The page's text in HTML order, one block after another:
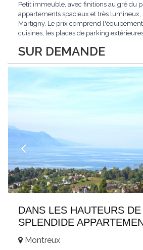
SUR DEMANDE
Petit immeuble, avec finitions au gré du
appartements spacieux et très lumineux,
Martigny. Le prix comprend
cuisines, les places de parking
opportunité exclusive avec un
d'informations...
DANS LES HAUTEURS
SPLENDIDE
Montreux